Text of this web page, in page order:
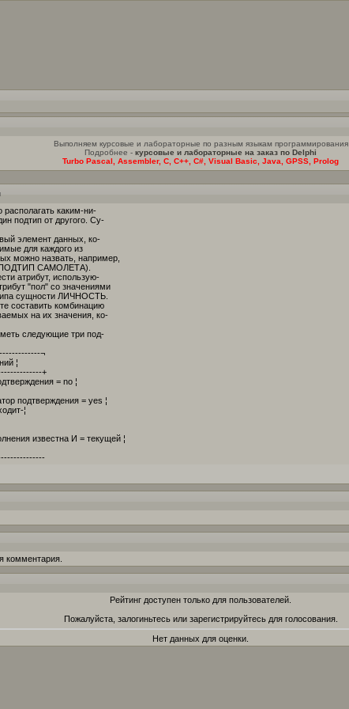
Выполняем курсовые и лабораторные по разным языкам программирования
Подробнее - курсовые и лабораторные на заказ по Delphi
Turbo Pascal, Assembler, C, C++, C#, Visual Basic, Java, GPSS, Prolog
каким-ни-
подтип от другого. Су-
элемент данных, ко-
для каждого из
можно назвать, например,
САМОЛЕТА).
атрибут, использую-
"пол" со значениями
сущности ЛИЧНОСТЬ.
составить комбинацию
на их значения, ко-
следующие три под-
¬
¦
+
= no ¦
подтверждения = yes ¦
¦
известна И = текущей ¦
комментария.
Рейтинг доступен только для пользователей.
Пожалуйста, залогиньтесь или зарегистрируйтесь для голосования.
Нет данных для оценки.